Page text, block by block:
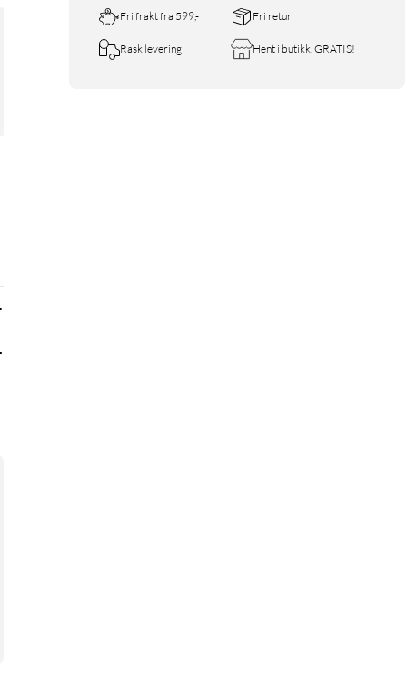
Fri frakt fra 599,- Fri retur
Rask levering Hent i butikk, GRATIS!